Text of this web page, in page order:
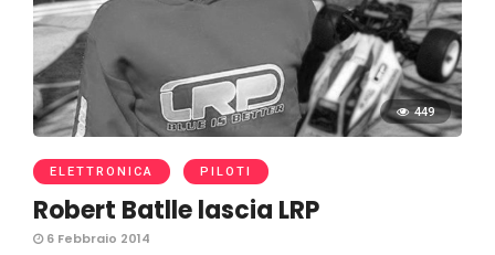
449
ELETTRONICA PILOTI
Robert Batlle lascia LRP
6 Febbraio 2014